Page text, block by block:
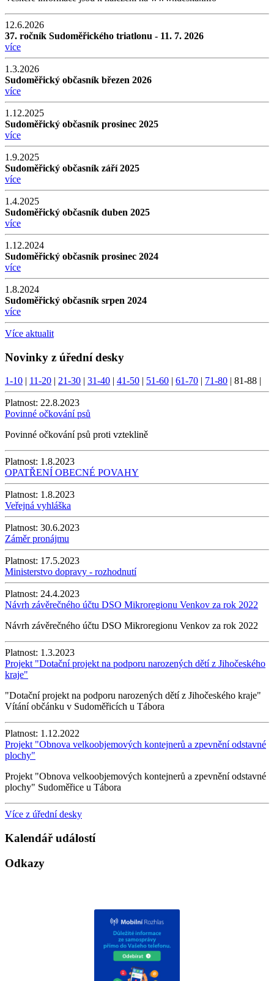
12.6.2026
37. ročník Sudoměřického triatlonu - 11. 7. 2026
více
1.3.2026
Sudoměřický občasník březen 2026
více
1.12.2025
Sudoměřický občasník prosinec 2025
více
1.9.2025
Sudoměřický občasník září 2025
více
1.4.2025
Sudoměřický občasník duben 2025
více
1.12.2024
Sudoměřický občasník prosinec 2024
více
1.8.2024
Sudoměřický občasník srpen 2024
více
Více aktualit
Novinky z úřední desky
1-10 | 11-20 | 21-30 | 31-40 | 41-50 | 51-60 | 61-70 | 71-80 | 81-88 |
Platnost: 22.8.2023
Povinné očkování psů
Povinné očkování psů proti vzteklině
Platnost: 1.8.2023
OPATŘENÍ OBECNÉ POVAHY
Platnost: 1.8.2023
Veřejná vyhláška
Platnost: 30.6.2023
Záměr pronájmu
Platnost: 17.5.2023
Ministerstvo dopravy - rozhodnutí
Platnost: 24.4.2023
Návrh závěrečného účtu DSO Mikroregionu Venkov za rok 2022
Návrh závěrečného účtu DSO Mikroregionu Venkov za rok 2022
Platnost: 1.3.2023
Projekt "Dotační projekt na podporu narozených dětí z Jihočeského
kraje"
"Dotační projekt na podporu narozených dětí z Jihočeského kraje"
Vítání občánku v Sudoměřicích u Tábora
Platnost: 1.12.2022
Projekt "Obnova velkoobjemových kontejnerů a zpevnění odstavné
plochy"
Projekt "Obnova velkoobjemových kontejnerů a zpevnění odstavné
plochy" Sudoměřice u Tábora
Více z úřední desky
Kalendář událostí
Odkazy